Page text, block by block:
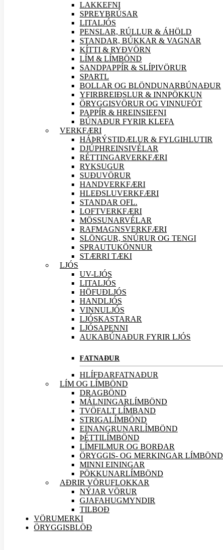
LAKKEFNI
SPREYBRÚSAR
LITALJÓS
PENSLAR, RÚLLUR & ÁHÖLD
STANDAR, BÚKKAR & VAGNAR
KÍTTI & RYÐVÖRN
LÍM & LÍMBÖND
SANDPAPPÍR & SLÍPIVÖRUR
SPARTL
BOLLAR OG BLÖNDUNARBÚNAÐUR
YFIRBREIÐSLUR & INNPÖKKUN
ÖRYGGISVÖRUR OG VINNUFÖT
PAPPÍR & HREINSIEFNI
BÚNAÐUR FYRIR KLEFA
VERKFÆRI
HÁÞRÝSTIDÆLUR & FYLGIHLUTIR
DJÚPHREINSIVÉLAR
RÉTTINGARVERKFÆRI
RYKSUGUR
SUÐUVÖRUR
HANDVERKFÆRI
HLEÐSLUVERKFÆRI
STANDAR OFL.
LOFTVERKFÆRI
MÖSSUNARVÉLAR
RAFMAGNSVERKFÆRI
SLÖNGUR, SNÚRUR OG TENGI
SPRAUTUKÖNNUR
STÆRRI TÆKI
LJÓS
UV-LJÓS
LITALJÓS
HÖFUÐLJÓS
HANDLJÓS
VINNULJÓS
LJÓSKASTARAR
LJÓSAPENNI
AUKABÚNAÐUR FYRIR LJÓS
FATNAÐUR
HLÍFÐARFATNAÐUR
LÍM OG LÍMBÖND
DRAGBÖND
MÁLNINGARLÍMBÖND
TVÖFALT LÍMBAND
STRIGALÍMBÖND
EINANGRUNARLÍMBÖND
ÞÉTTILÍMBÖND
LÍMFILMUR OG BORÐAR
ÖRYGGIS- OG MERKINGAR LÍMBÖND
MINNI EININGAR
PÖKKUNARLÍMBÖND
AÐRIR VÖRUFLOKKAR
NÝJAR VÖRUR
GJAFAHUGMYNDIR
TILBOÐ
VÖRUMERKI
ÖRYGGISBLÖÐ